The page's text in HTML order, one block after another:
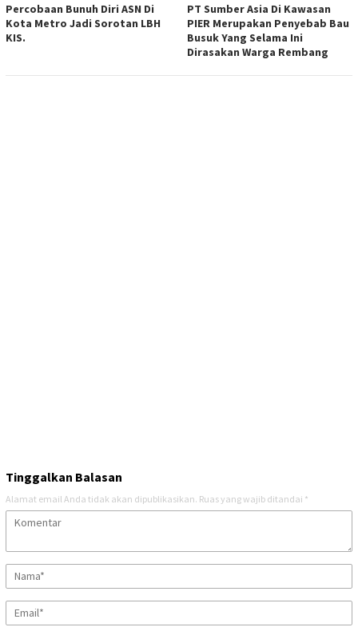
Percobaan Bunuh Diri ASN Di
Kota Metro Jadi Sorotan LBH
KIS.
PT Sumber Asia Di Kawasan
PIER Merupakan Penyebab Bau
Busuk Yang Selama Ini
Dirasakan Warga Rembang
Tinggalkan Balasan
Alamat email Anda tidak akan dipublikasikan. Ruas yang wajib ditandai *